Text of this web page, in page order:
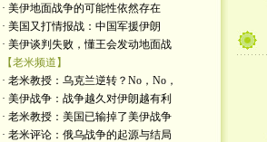
· 美伊地面战争的可能性依然存在
· 美国又打情报战：中国军援伊朗
· 美伊谈判失败，懂王会发动地面战
【老米频道】
· 老米教授：乌克兰逆转？No，No，
· 美伊战争：战争越久对伊朗越有利
· 老米教授：美国已输掉了美伊战争
· 老米评论：俄乌战争的起源与结局